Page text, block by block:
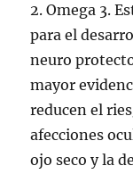
2. Omega 3.
para el
neuro
mayor
reducen el
afecciones
ojo seco y la